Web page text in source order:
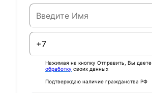
Нажимая на кнопку Отправить, Вы даете
обработку своих данных
Подтверждаю наличие гражданства РФ